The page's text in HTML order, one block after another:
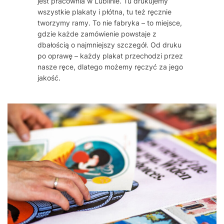
wszystkie plakaty i płótna, tu też ręcznie
tworzymy ramy. To nie fabryka – to miejsce,
gdzie każde zamówienie powstaje z
dbałością o najmniejszy szczegół. Od druku
po oprawę – każdy plakat przechodzi przez
nasze ręce, dlatego możemy ręczyć za jego
jakość.